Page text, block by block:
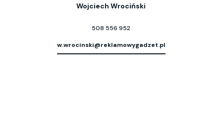
Wojciech Wrociński
508 556 952
w.wrocinski@reklamowygadzet.pl